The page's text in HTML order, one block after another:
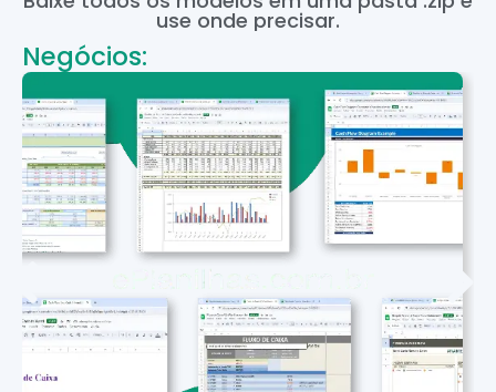
use onde precisar.
Negócios: